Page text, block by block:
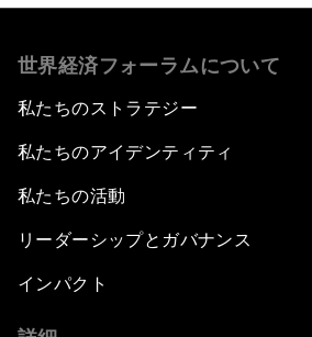
世界経済フォーラムについて
私たちのストラテジー
私たちのアイデンティティ
私たちの活動
リーダーシップとガバナンス
インパクト